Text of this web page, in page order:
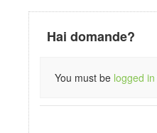
Hai domande?
You must be logged in